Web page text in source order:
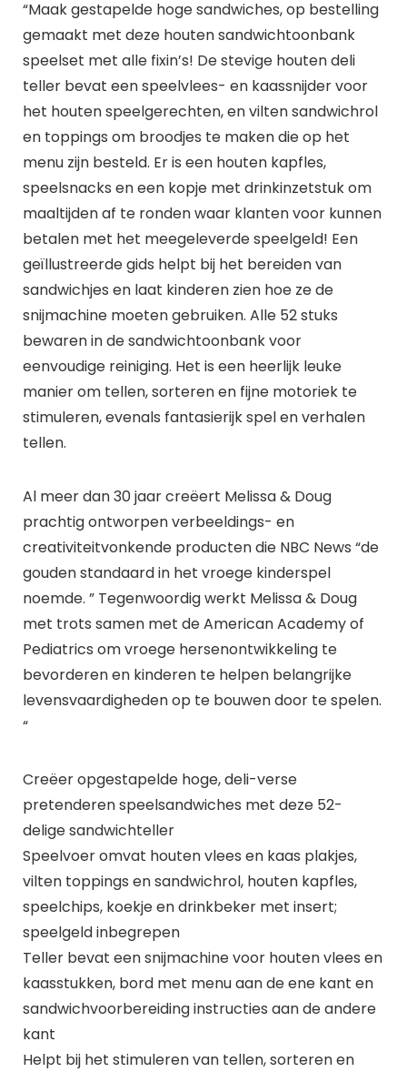
“Maak gestapelde hoge sandwiches, op bestelling
gemaakt met deze houten sandwichtoonbank
speelset met alle fixin’s! De stevige houten deli
teller bevat een speelvlees- en kaassnijder voor
het houten speelgerechten, en vilten sandwichrol
en toppings om broodjes te maken die op het
menu zijn besteld. Er is een houten kapfles,
speelsnacks en een kopje met drinkinzetstuk om
maaltijden af te ronden waar klanten voor kunnen
betalen met het meegeleverde speelgeld! Een
geïllustreerde gids helpt bij het bereiden van
sandwichjes en laat kinderen zien hoe ze de
snijmachine moeten gebruiken. Alle 52 stuks
bewaren in de sandwichtoonbank voor
eenvoudige reiniging. Het is een heerlijk leuke
manier om tellen, sorteren en fijne motoriek te
stimuleren, evenals fantasierijk spel en verhalen
tellen.
Al meer dan 30 jaar creëert Melissa & Doug
prachtig ontworpen verbeeldings- en
creativiteitvonkende producten die NBC News “de
gouden standaard in het vroege kinderspel
noemde. ” Tegenwoordig werkt Melissa & Doug
met trots samen met de American Academy of
Pediatrics om vroege hersenontwikkeling te
bevorderen en kinderen te helpen belangrijke
levensvaardigheden op te bouwen door te spelen.
“
Creëer opgestapelde hoge, deli-verse
pretenderen speelsandwiches met deze 52-
delige sandwichteller
Speelvoer omvat houten vlees en kaas plakjes,
vilten toppings en sandwichrol, houten kapfles,
speelchips, koekje en drinkbeker met insert;
speelgeld inbegrepen
Teller bevat een snijmachine voor houten vlees en
kaasstukken, bord met menu aan de ene kant en
sandwichvoorbereiding instructies aan de andere
kant
Helpt bij het stimuleren van tellen, sorteren en